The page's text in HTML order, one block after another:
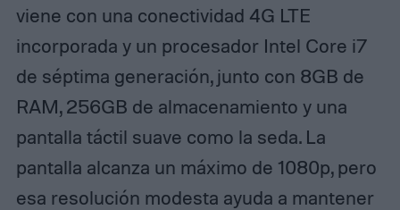
viene con una conectividad 4G LTE
incorporada y un procesador Intel Core i7
de séptima generación, junto con 8GB de
RAM, 256GB de almacenamiento y una
pantalla táctil suave como la seda. La
pantalla alcanza un máximo de 1080p, pero
esa resolución modesta ayuda a mantener